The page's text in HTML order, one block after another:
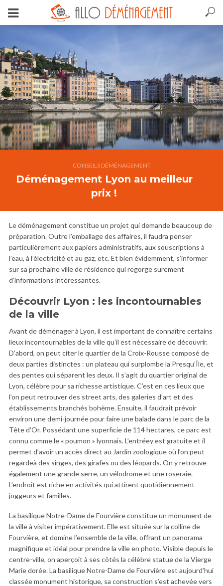
CONSEILS DÉMÉNAGEMENT
Déménagement Lyon au meilleur
prix !
Le déménagement constitue un projet qui demande beaucoup de
préparation. Outre l’emballage des affaires, il faudra penser
particulièrement aux papiers administratifs, aux souscriptions à
l’eau, à l’électricité et au gaz, etc. Et bien évidemment, s’informer
sur sa prochaine ville de résidence qui regorge surement
d’informations intéressantes.
Découvrir Lyon : les incontournables
de la ville
Avant de déménager à Lyon, il est important de connaître certains
lieux incontournables de la ville qu’il est nécessaire de découvrir.
D’abord, on peut citer le quartier de la Croix-Rousse composé de
deux parties distinctes : un plateau qui surplombe la Presqu’Île, et
des pentes qui séparent les deux. Il s’agit du quartier original de
Lyon, célèbre pour sa richesse artistique. C’est en ces lieux que
l’on peut retrouver des street arts, des galeries d’art et des
établissements branchés bohème. Ensuite, il faudrait prévoir
environ une demi-journée pour faire une balade dans le parc de la
Tête d’Or. Possédant une superficie de 114 hectares, ce parc est
connu comme le « poumon » lyonnais. L’entréey est gratuite et il
permet d’avoir un accès direct au Jardin zoologique où l’on peut
regardeà des singes, des girafes ou des léopards. On y retrouve
également une grande serre, un vélodrome et une roseraie.
L’endroit est riche en activités qui attirent quotidiennement
joggeurs et familles.
La basilique Notre-Dame de Fourvière constitue un monument de
la ville à visiter impérativement. Elle est située sur la colline de
Fourvière, et domine l’ensemble de la ville, offrant un panorama
magnifique et idéal pour prendre la ville en photo. Visible depuis le
centre-ville, on aperçoit à ses côtés la célèbre statue de la Vierge
Marie dorée. La basilique Notre-Dame de Fourvière est aujourd’hui
classée monument historique, sa construction s’est achevée vers